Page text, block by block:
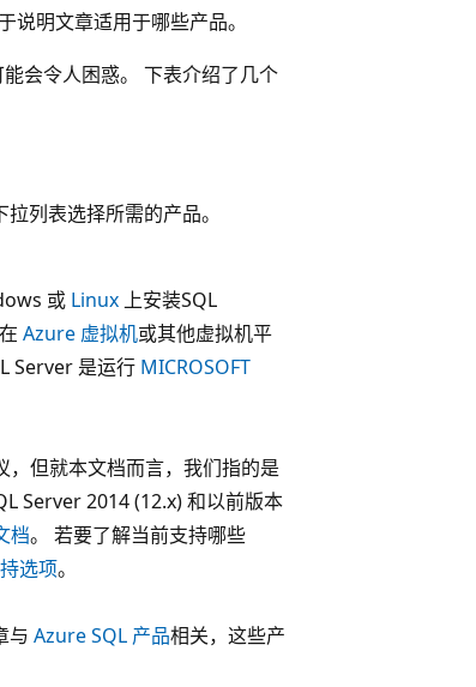
明文章适用于哪些产品。
会令人困惑。 下表介绍了几个
拉列表选择所需的产品。
或 Linux 上安装SQL
Azure 虚拟机或其他虚拟机平
Server 是运行 MICROSOFT
，但就本文档而言，我们指的是
Server 2014 (12.x) 和以前版本
档。 若要了解当前支持哪些
选项。
与 Azure SQL 产品相关，这些产